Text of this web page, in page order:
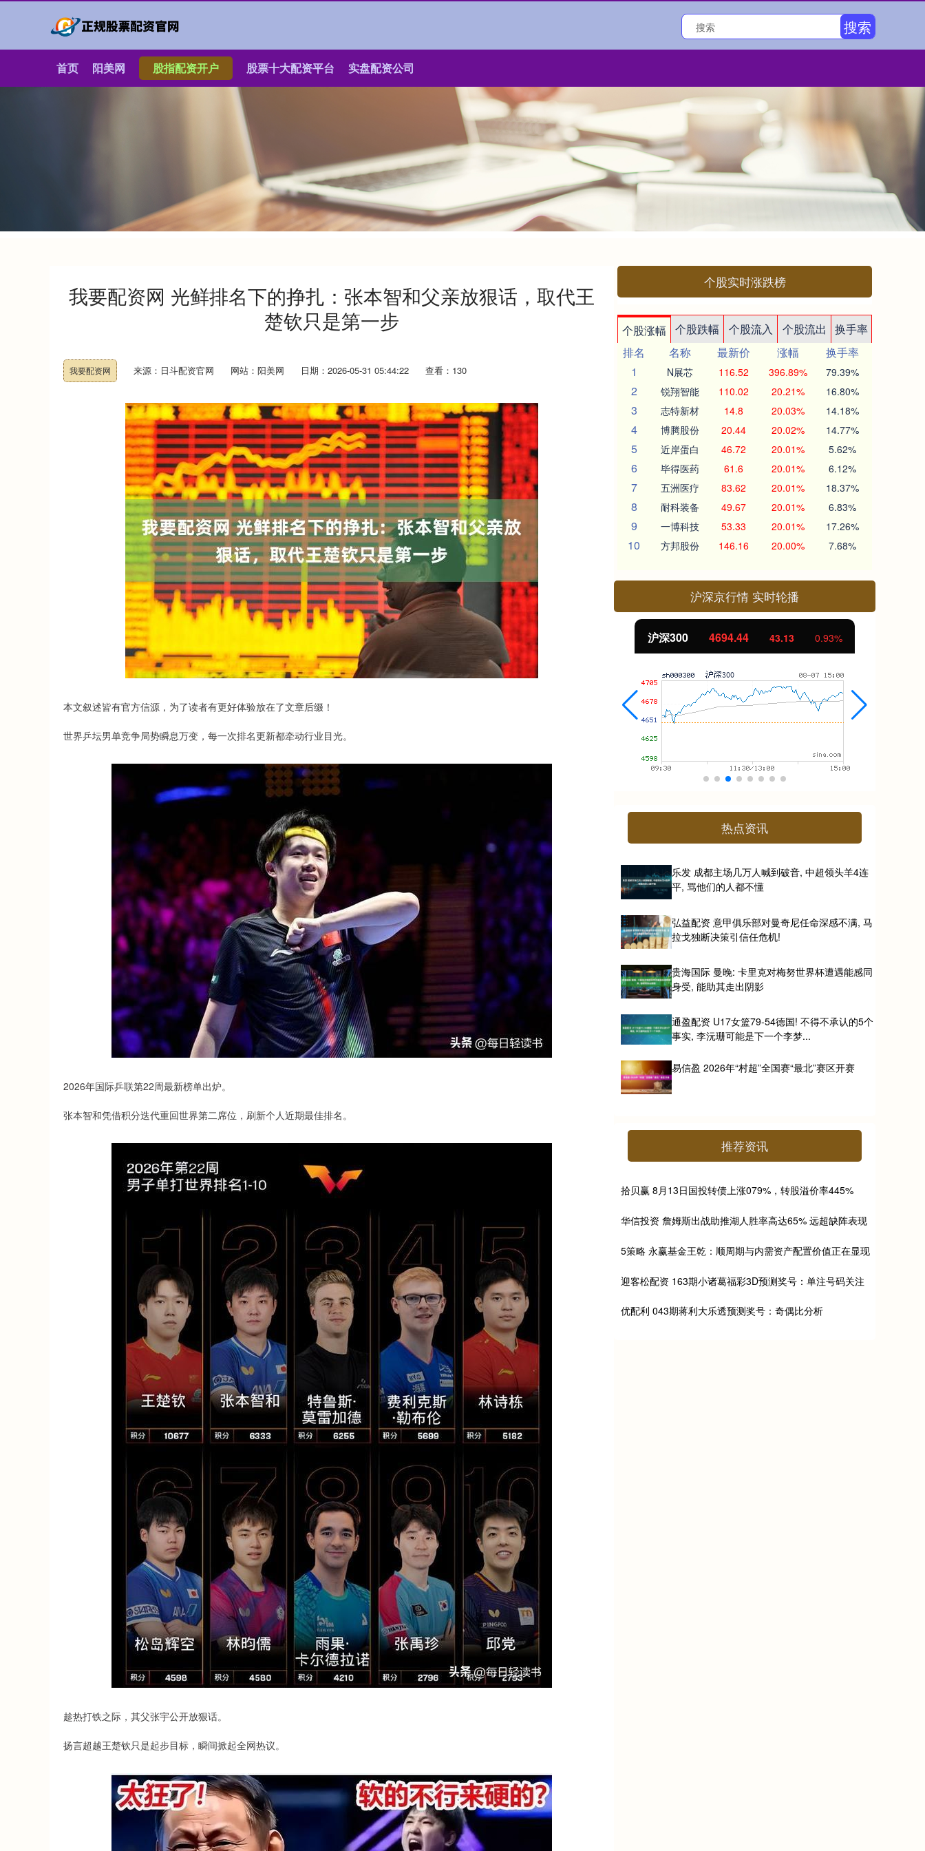
搜索
首页 阳美网 股指配资开户 股票十大配资平台 实盘配资公司
我要配资网 光鲜排名下的挣扎：张本智和父亲放狠话，取代王
楚钦只是第一步
我要配资网 来源：日斗配资官网 网站：阳美网 日期：2026-05-31 05:44:22 查看：130
本文叙述皆有官方信源，为了读者有更好体验放在了文章后缀！
世界乒坛男单竞争局势瞬息万变，每一次排名更新都牵动行业目光。
2026年国际乒联第22周最新榜单出炉。
张本智和凭借积分迭代重回世界第二席位，刷新个人近期最佳排名。
趁热打铁之际，其父张宇公开放狠话。
扬言超越王楚钦只是起步目标，瞬间掀起全网热议。
个股实时涨跌榜
个股涨幅 个股跌幅 个股流入 个股流出
换手率
排名
名称 最新价 涨幅
换手率
1
N展芯 116.52 396.89% 79.39%
2 锐翔智能 110.02 20.21% 16.80%
3 志特新材 14.8 20.03% 14.18%
4 博腾股份 20.44 20.02% 14.77%
5 近岸蛋白 46.72 20.01% 5.62%
6 毕得医药 61.6 20.01% 6.12%
7 五洲医疗 83.62 20.01% 18.37%
8 耐科装备 49.67 20.01% 6.83%
9 一博科技 53.33 20.01% 17.26%
10 方邦股份 146.16 20.00% 7.68%
沪深京行情 实时轮播
深证成指 沪深300 4694.44 43.13 北证50 1134.24 11.37 1.01%
热点资讯
乐发 成都主场几万人喊到破音, 中超领头羊4连
平, 骂他们的人都不懂
弘益配资 意甲俱乐部对曼奇尼任命深感不满, 马
拉戈独断决策引信任危机!
贵海国际 曼晚: 卡里克对梅努世界杯遭遇能感同
身受, 能助其走出阴影
通盈配资 U17女篮79-54德国! 不得不承认的5个
事实, 李沅珊可能是下一个李梦...
易信盈 2026年“村超”全国赛“最北”赛区开赛
推荐资讯
拾贝赢 8月13日国投转债上涨079%，转股溢价率445%
华信投资 詹姆斯出战助推湖人胜率高达65% 远超缺阵表现
5策略 永赢基金王乾：顺周期与内需资产配置价值正在显现
迎客松配资 163期小诸葛福彩3D预测奖号：单注号码关注
优配利 043期蒋利大乐透预测奖号：奇偶比分析